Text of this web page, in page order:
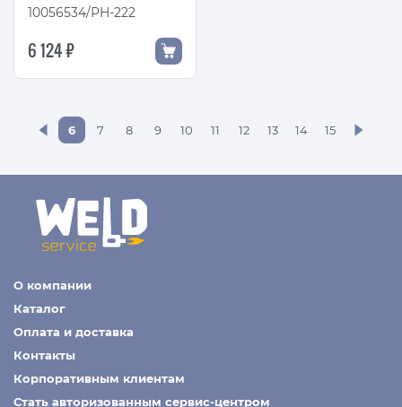
10056534/PH-222
6 124 ₽
6 7 8 9 10 11 12 13 14 15
О компании
Каталог
Оплата и доставка
Контакты
Корпоративным клиентам
Стать авторизованным сервис-центром